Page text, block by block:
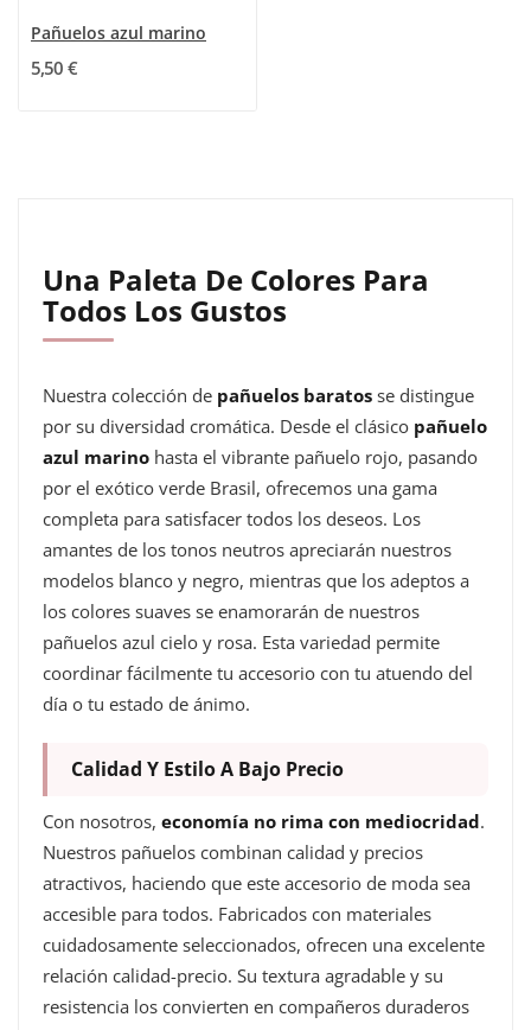
Pañuelos azul marino
5,50 €
Una Paleta De Colores Para
Todos Los Gustos
Nuestra colección de pañuelos baratos se distingue
por su diversidad cromática. Desde el clásico pañuelo
azul marino hasta el vibrante pañuelo rojo, pasando
por el exótico verde Brasil, ofrecemos una gama
completa para satisfacer todos los deseos. Los
amantes de los tonos neutros apreciarán nuestros
modelos blanco y negro, mientras que los adeptos a
los colores suaves se enamorarán de nuestros
pañuelos azul cielo y rosa. Esta variedad permite
coordinar fácilmente tu accesorio con tu atuendo del
día o tu estado de ánimo.
Calidad Y Estilo A Bajo Precio
Con nosotros, economía no rima con mediocridad.
Nuestros pañuelos combinan calidad y precios
atractivos, haciendo que este accesorio de moda sea
accesible para todos. Fabricados con materiales
cuidadosamente seleccionados, ofrecen una excelente
relación calidad-precio. Su textura agradable y su
resistencia los convierten en compañeros duraderos